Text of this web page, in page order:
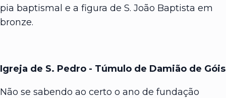
pia baptismal e a figura de S. João Baptista em
bronze.
Igreja de S. Pedro - Túmulo de Damião de Góis
Não se sabendo ao certo o ano de fundação